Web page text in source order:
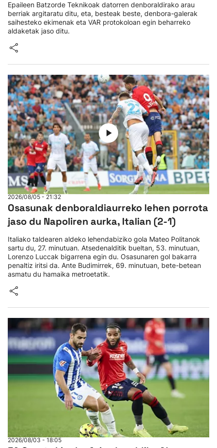
Epaileen Batzorde Teknikoak datorren denboraldirako arau
berriak argitaratu ditu, eta, besteak beste, denbora-galerak
saihesteko ekimenak eta VAR protokoloan egin beharreko
aldaketak jaso ditu.
2026/08/05 - 21:32
Osasunak denboraldiaurreko lehen porrota
jaso du Napoliren aurka, Italian (2-1)
Italiako taldearen aldeko lehendabiziko gola Mateo Politanok
sartu du, 27. minutuan. Atsedenalditik bueltan, 53. minutuan,
Lorenzo Luccak bigarrena egin du. Osasunaren gol bakarra
penaltiz iritsi da. Ante Budimirrek, 69. minutuan, bete-betean
asmatu du hamaika metroetatik.
2026/08/03 - 18:05